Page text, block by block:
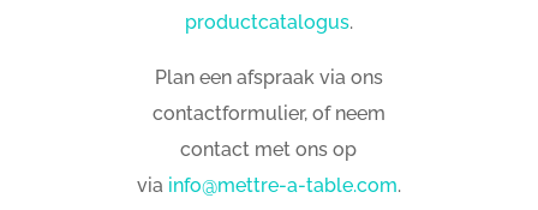
productcatalogus.
Plan een afspraak via ons
contactformulier, of neem
contact met ons op
via info@mettre-a-table.com.